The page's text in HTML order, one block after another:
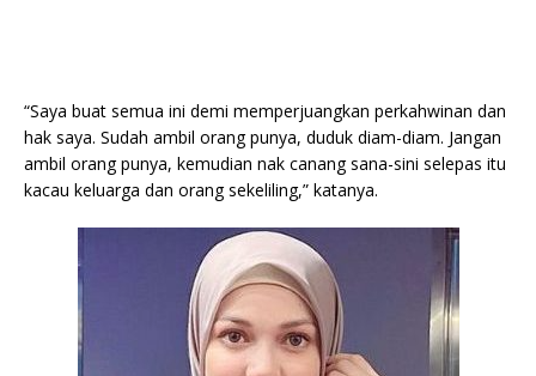
“Saya buat semua ini demi memperjuangkan perkahwinan dan
hak saya. Sudah ambil orang punya, duduk diam-diam. Jangan
ambil orang punya, kemudian nak canang sana-sini selepas itu
kacau keluarga dan orang sekeliling,” katanya.